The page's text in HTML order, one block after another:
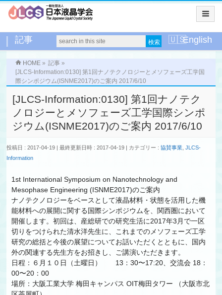
記事 English
HOME » 記事 »
[JLCS-Information:0130] 第1回ナノテクノロジーとメソフェーズ工学国
際シンポジウム(ISNME2017)のご案内 2017/6/10
[JLCS-Information:0130] 第1回ナノテク
ノロジーとメソフェーズ工学国際シンポ
ジウム(ISNME2017)のご案内 2017/6/10
投稿日 : 2017-04-19 最終更新日時 : 2017-04-19 カテゴリー :協賛事業 ,JLCS-
Information
1st International Symposium on Nanotechnology and
Mesophase Engineering (ISNME2017)のご案内
ナノテクノロジーをベースとして液晶材料・状態を活用した機
能材料への展開に関する国際シンポジウムを、関西圏において
開催します。初回は、産総研での研究生活に2017年3月で一区
切りをつけられた清水洋先生に、これまでのメソフェーズ工学
研究の総括と今後の展望についてお話いただくとともに、国内
外の関連する先生方をお招きし、ご講演いただきます。
日程：６月１０日（土曜日） 13：30〜17:20、交流会 18：
00〜20：00
場所：大阪工業大学 梅田キャンパス OIT梅田タワー （大阪市北